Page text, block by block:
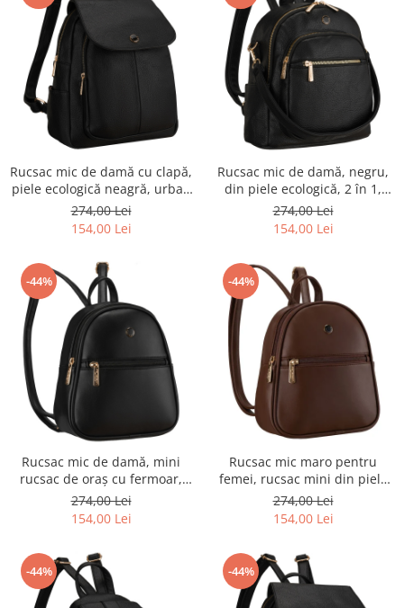
Rucsac mic de damă cu clapă,
piele ecologică neagră, urban
- Peterson PTR-PTN MBP-14-
F19
274,00 Lei
154,00 Lei
Rucsac mic de damă, negru,
din piele ecologică, 2 în 1,
geantă de umăr, la modă,
urbană - Peterson PTR-PTN
MBP-01-F19
274,00 Lei
154,00 Lei
-44%
Rucsac mic de damă, mini
rucsac de oraș cu fermoar,
piele ecologică neagră -
Peterson PTR-PTN MX03-P-
7731
274,00 Lei
154,00 Lei
-44%
Rucsac mic maro pentru
femei, rucsac mini din piele
ecologică, la modă cu fermoar
- Peterson
274,00 Lei
154,00 Lei
-44% -44%